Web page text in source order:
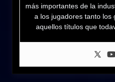
más importantes de la
a los jugadores tanto los
aquellos títulos que